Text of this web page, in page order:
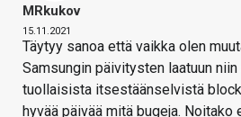
MRkukov
15.11.2021
Täytyy sanoa että vaikka olen
Samsungin päivitysten laatuun
tuollaisista itsestäänselvistä
hyvää päivää mitä bugeja.